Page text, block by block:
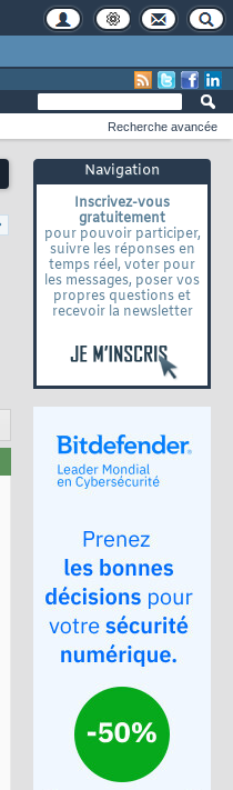
Navigation
Inscrivez-vous
gratuitement
pour pouvoir participer,
suivre les réponses en
temps réel, voter pour
les messages, poser vos
propres questions et
recevoir la newsletter
Recherche avancée